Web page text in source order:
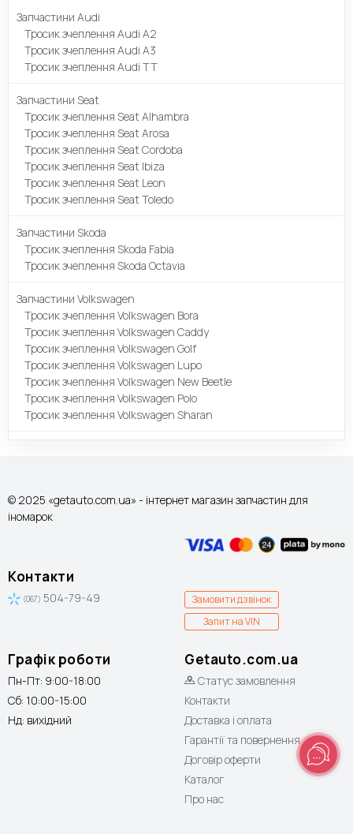
Запчастини Audi
Тросик зчеплення Audi A2
Тросик зчеплення Audi A3
Тросик зчеплення Audi TT
Запчастини Seat
Тросик зчеплення Seat Alhambra
Тросик зчеплення Seat Arosa
Тросик зчеплення Seat Cordoba
Тросик зчеплення Seat Ibiza
Тросик зчеплення Seat Leon
Тросик зчеплення Seat Toledo
Запчастини Skoda
Тросик зчеплення Skoda Fabia
Тросик зчеплення Skoda Octavia
Запчастини Volkswagen
Тросик зчеплення Volkswagen Bora
Тросик зчеплення Volkswagen Caddy
Тросик зчеплення Volkswagen Golf
Тросик зчеплення Volkswagen Lupo
Тросик зчеплення Volkswagen New Beetle
Тросик зчеплення Volkswagen Polo
Тросик зчеплення Volkswagen Sharan
© 2025 «getauto.com.ua» - інтернет магазин запчастин для
іномарок
Контакти
(067) 504-79-49
Замовити дзвінок
Запит на VIN
Графік роботи
Пн-Пт: 9:00-18:00
Сб: 10:00-15:00
Нд: вихідний
Getauto.com.ua
Статус замовлення
Контакти
Доставка і оплата
Гарантії та повернення
Договір оферти
Каталог
Про нас